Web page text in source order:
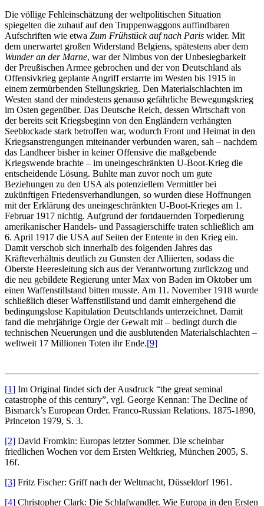
Die völlige Fehleinschätzung der weltpolitischen Situation
spiegelten die zuhauf auf den Truppenwaggons auffindbaren
Aufschriften wie etwa Zum Frühstück auf nach Paris wider. Mit
dem unerwartet großen Widerstand Belgiens, spätestens aber dem
Wunder an der Marne, war der Nimbus von der Unbesiegbarkeit
der Preußischen Armee gebrochen und der von Deutschland als
Offensivkrieg geplante Angriff erstarrte im Westen bis 1915 in
einem zermürbenden Stellungskrieg. Den Materialschlachten im
Westen stand der mindestens genauso gefährliche Bewegungskrieg
im Osten gegenüber. Das Deutsche Reich, dessen Wirtschaft von
der bereits seit Kriegsbeginn von den Engländern verhängten
Seeblockade stark betroffen war, wodurch Front und Heimat in den
Kriegsanstrengungen miteinander verbunden waren, sah – nachdem
das Landheer bisher in keiner Offensive die maßgebende
Kriegswende brachte – im uneingeschränkten U-Boot-Krieg die
entscheidende Lösung. Buhlte man zuvor noch um gute
Beziehungen zu den USA als potenziellem Vermittler bei
zukünftigen Friedensverhandlungen, so wurden diese Hoffnungen
mit der Erklärung des uneingeschränkten U-Boot-Krieges am 1.
Februar 1917 nichtig. Aufgrund der fortdauernden Torpedierung
amerikanischer Handels- und Passagierschiffe traten schließlich am
6. April 1917 die USA auf Seiten der Entente in den Krieg ein.
Damit verschob sich innerhalb des folgenden Jahres das
Kräfteverhältnis deutlich zu Gunsten der Alliierten, sodass die
Oberste Heeresleitung sich aus der Verantwortung zurückzog und
die neu gebildete Regierung unter Max von Baden im Oktober um
einen Waffenstillstand bitten musste. Am 11. November 1918 wurde
schließlich dieser Waffenstillstand und damit einhergehend die
bedingungslose Kapitulation Deutschlands unterzeichnet. Damit
fand die mehrjährige Orgie der Gewalt mit – bedingt durch die
technischen Neuerungen und die ausblutenden Materialschlachten –
weltweit 17 Millionen Toten ihr Ende.[9]
[1] Im Original findet sich der Ausdruck “the great seminal
catastrophe of this century”, vgl. George Kennan: The Decline of
Bismarck’s European Order. Franco-Russian Relations. 1875-1890,
Princeton 1979, S. 3.
[2] David Fromkin: Europas letzter Sommer. Die scheinbar
friedlichen Wochen vor dem Ersten Weltkrieg, München 2005, S.
16f.
[3] Fritz Fischer: Griff nach der Weltmacht, Düsseldorf 1961.
[4] Christopher Clark: Die Schlafwandler. Wie Europa in den Ersten